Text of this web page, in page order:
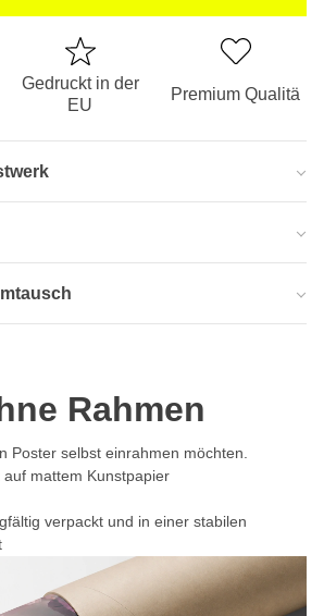
Gedruckt in der
EU
Premium Qualitä
Rahmen
Poster selbst einrahmen möchten.
mattem Kunstpapier
verpackt und in einer stabilen